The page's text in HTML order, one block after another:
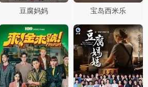
豆腐妈妈 宝岛西米乐